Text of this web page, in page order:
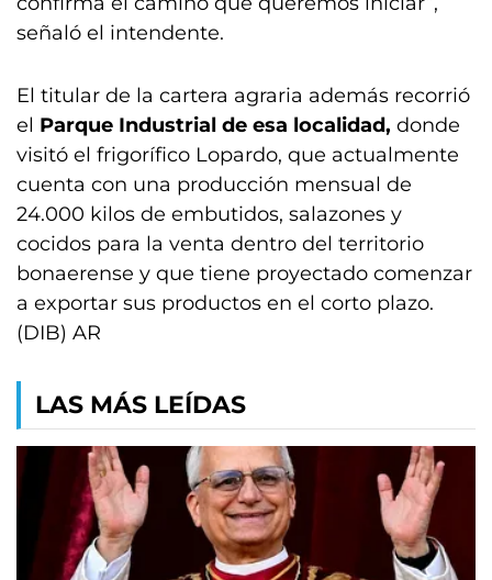
señaló el intendente.
El titular de la cartera agraria además recorrió
el Parque Industrial de esa localidad, donde
visitó el frigorífico Lopardo, que actualmente
cuenta con una producción mensual de
24.000 kilos de embutidos, salazones y
cocidos para la venta dentro del territorio
bonaerense y que tiene proyectado comenzar
a exportar sus productos en el corto plazo.
(DIB) AR
LAS MÁS LEÍDAS